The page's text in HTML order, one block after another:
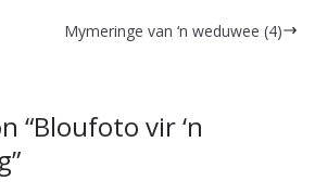
Mymeringe van ‘n weduwee (4)
“Bloufoto vir ‘n
”